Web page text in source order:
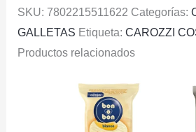
SKU: 7802215511622 Categorías:
GALLETAS Etiqueta: CAROZZI
Productos relacionados